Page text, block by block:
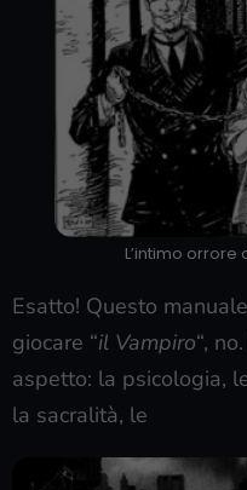
L’intimo
Esatto! Questo
giocare “il Vampiro“,
aspetto: la psicologia,
la sacralità, le